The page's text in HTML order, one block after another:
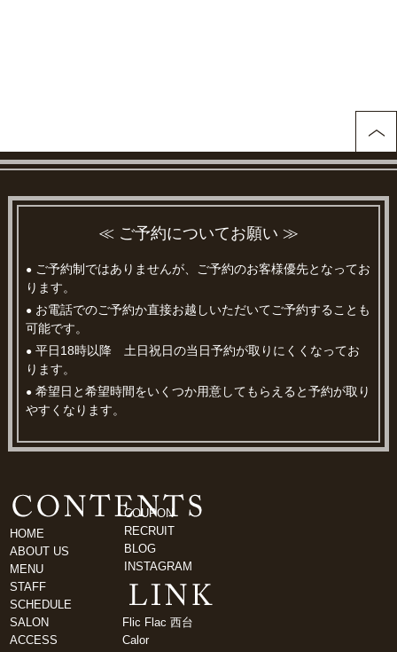
≪ ご予約についてお願い ≫
● ご予約制ではありませんが、ご予約のお客様優先となってお
ります。
● お電話でのご予約か直接お越しいただいてご予約することも
可能です。
● 平日18時以降 土日祝日の当日予約が取りにくくなってお
ります。
● 希望日と希望時間をいくつか用意してもらえると予約が取り
やすくなります。
HOME
ABOUT US
MENU
STAFF
SCHEDULE
SALON
ACCESS
COUPON
RECRUIT
BLOG
INSTAGRAM
Flic Flac 西台
Calor